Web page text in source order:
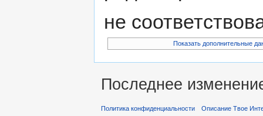
не
Показать дополнительные
Последнее
Политика конфиденциальности Описание Твое